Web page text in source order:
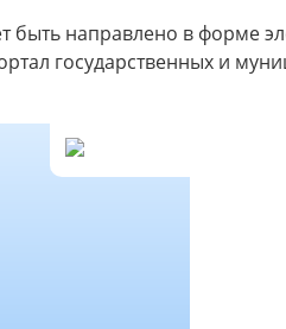
направлено в форме
государственных и